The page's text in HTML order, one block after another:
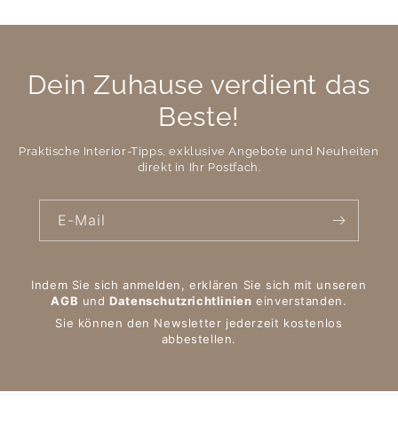
Dein Zuhause verdient das
Beste!
Praktische Interior-Tipps, exklusive Angebote und Neuheiten
direkt in Ihr Postfach.
E-Mail
Indem Sie sich anmelden, erklären Sie sich mit unseren
AGB undDatenschutzrichtlinien einverstanden.
Sie können den Newsletter jederzeit kostenlos
abbestellen.